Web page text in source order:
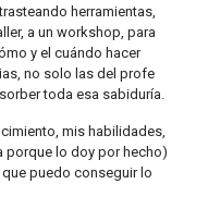
herramientas,
a un workshop, para
y el cuándo hacer
no solo las del profe
toda esa sabiduría.
mis habilidades,
porque lo doy por hecho)
puedo conseguir lo